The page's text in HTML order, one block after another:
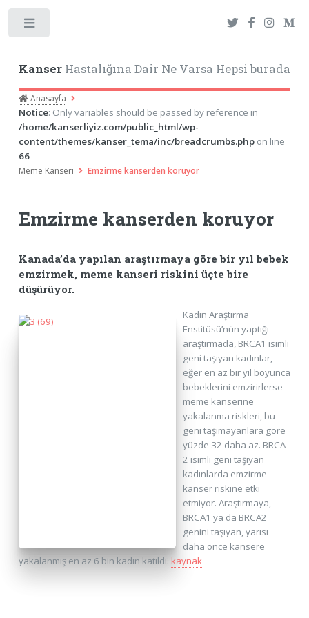
KanserHastalığına Dair Ne Varsa Hepsi burada
Anasayfa
Notice: Only variables should be passed by reference in
/home/kanserliyiz.com/public_html/wp-
content/themes/kanser_tema/inc/breadcrumbs.phpon line
66
Meme Kanseri Emzirme kanserden koruyor
Emzirme kanserden koruyor
Kanada’da yapılan araştırmaya göre bir yıl bebek
emzirmek, meme kanseri riskini üçte bire
düşürüyor.
Kadın Araştırma
Enstitüsü’nün yaptığı
araştırmada, BRCA1 isimli
geni taşıyan kadınlar,
eğer en az bir yıl boyunca
bebeklerini emzirirlerse
meme kanserine
yakalanma riskleri, bu
geni taşımayanlara göre
yüzde 32 daha az. BRCA
2 isimli geni taşıyan
kadınlarda emzirme
kanser riskine etki
etmiyor. Araştırmaya,
BRCA1 ya da BRCA2
genini taşıyan, yarısı
daha önce kansere
yakalanmış en az 6 bin kadın katıldı. kaynak